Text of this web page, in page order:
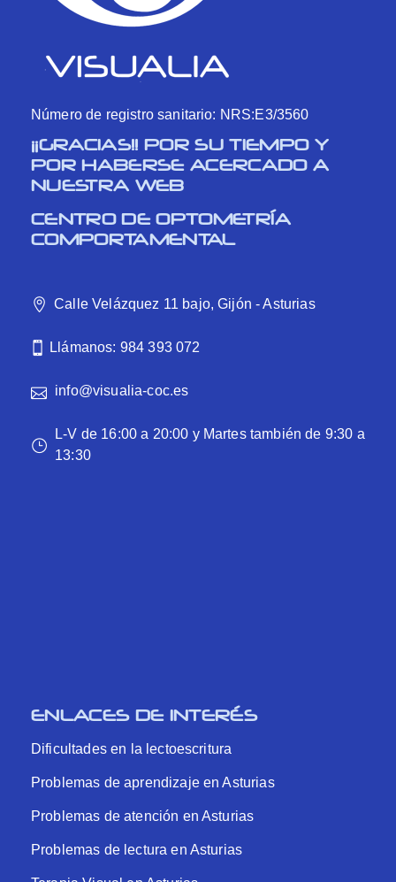
Número de registro sanitario: NRS:E3/3560
¡¡GRACIAS!! POR SU TIEMPO Y
POR HABERSE ACERCADO A
NUESTRA WEB
CENTRO DE OPTOMETRÍA
COMPORTAMENTAL
Calle Velázquez 11 bajo, Gijón - Asturias
Llámanos: 984 393 072
info@visualia-coc.es
L-V de 16:00 a 20:00 y Martes también de 9:30 a
13:30
ENLACES DE INTERÉS
Dificultades en la lectoescritura
Problemas de aprendizaje en Asturias
Problemas de atención en Asturias
Problemas de lectura en Asturias